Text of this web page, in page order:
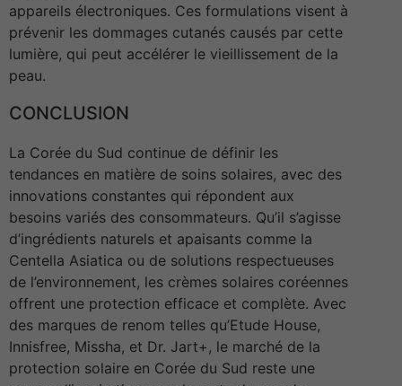
appareils électroniques. Ces formulations visent à
prévenir les dommages cutanés causés par cette
lumière, qui peut accélérer le vieillissement de la
peau.
CONCLUSION
La Corée du Sud continue de définir les
tendances en matière de soins solaires, avec des
innovations constantes qui répondent aux
besoins variés des consommateurs. Qu’il s’agisse
d’ingrédients naturels et apaisants comme la
Centella Asiatica ou de solutions respectueuses
de l’environnement, les crèmes solaires coréennes
offrent une protection efficace et complète. Avec
des marques de renom telles qu’Etude House,
Innisfree, Missha, et Dr. Jart+, le marché de la
protection solaire en Corée du Sud reste une